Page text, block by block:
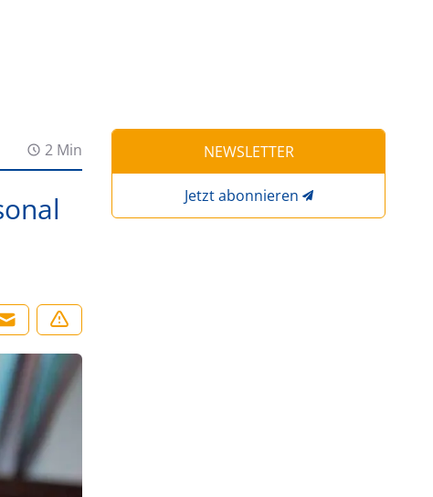
2 Min NEWSLETTER
Jetzt abonnieren